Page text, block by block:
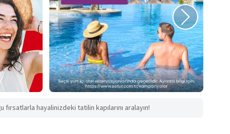
hayalinizdeki tatilin kapılarını aralayın!